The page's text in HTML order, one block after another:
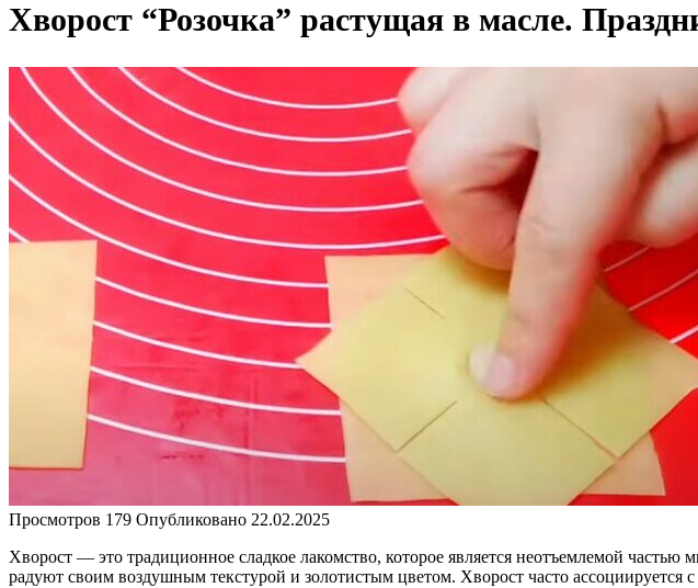
Хворост “Розочка” растущая в масле.
Просмотров 179 Опубликовано 22.02.2025
Хворост — это традиционное сладкое лакомство, которое является неотъемлемой
радуют своим воздушным текстурой и золотистым цветом. Хворост часто